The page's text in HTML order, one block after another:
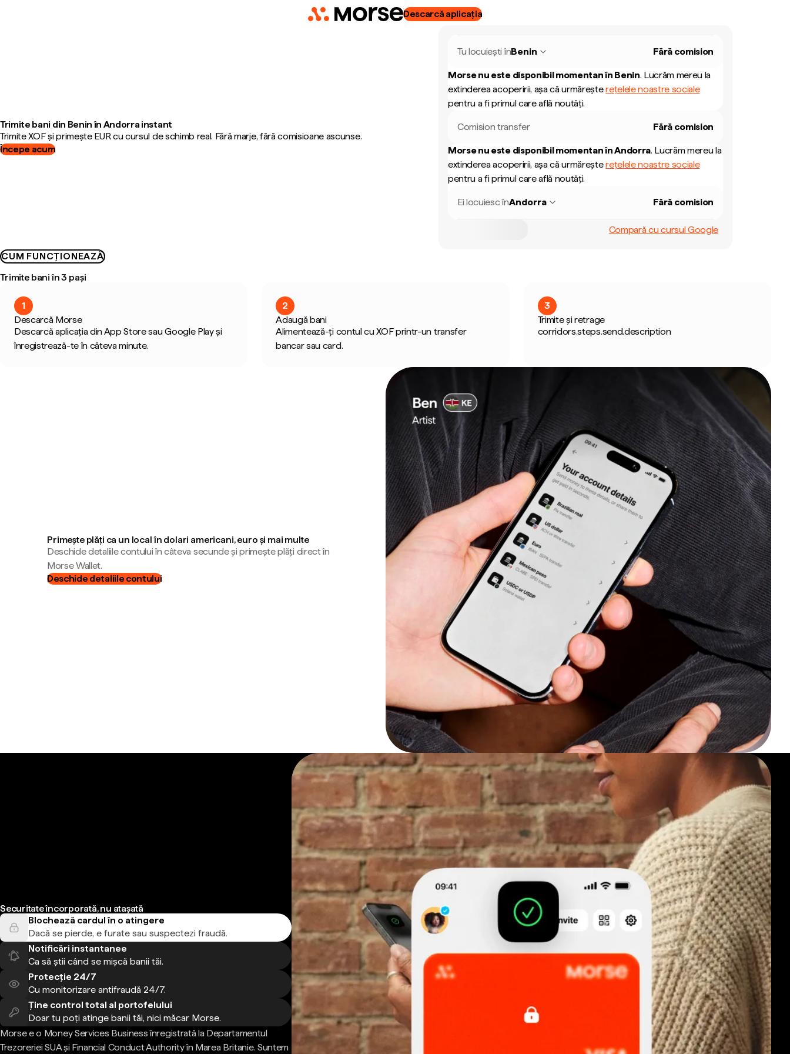
Descarcă aplicația
Trimite bani din Benin în Andorra instant
Trimite XOF și primește EUR cu cursul de schimb real. Fără marje, fără comisioane ascunse.
Începe acum
Tu locuiești înBenin Fără comision
Morse nu este disponibil momentan în Benin. Lucrăm mereu la
extinderea acoperirii, așa că urmăreșterețelele noastre sociale
pentru a fi primul care află noutăți.
Comision transfer Fără comision
Morse nu este disponibil momentan înAndorra. Lucrăm mereu la
extinderea acoperirii, așa că urmăreșterețelele noastre sociale
pentru a fi primul care află noutăți.
Ei locuiesc înAndorra Fără comision
Compară cu cursul Google
CUM FUNCȚIONEAZĂ
Trimite bani în 3 pași
1
Descarcă Morse
Descarcă aplicația din App Store sau Google Play și
înregistrează-te în câteva minute.
2
Adaugă bani
Alimentează-ți contul cu XOF printr-un transfer
bancar sau card.
3
Trimite și retrage
corridors.steps.send.description
Primește plăți ca un local în dolari americani, euro și mai multe
Deschide detaliile contului în câteva secunde și primește plăți direct în
Morse Wallet.
Deschide detaliile contului
Securitate încorporată, nu atașată
Blochează cardul în o atingere
Dacă se pierde, e furate sau suspectezi fraudă.
Notificări instantanee
Ca să știi când se mișcă banii tăi.
Protecție 24/7
Cu monitorizare antifraudă 24/7.
Ține control total al portofelului
Doar tu poți atinge banii tăi, nici măcar Morse.
Morse e o Money Services Business înregistrată la Departamentul
Trezoreriei SUA și Financial Conduct Authority în Marea Britanie. Suntem